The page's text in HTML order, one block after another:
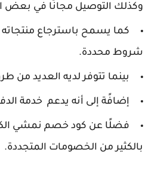
وكذلك التوصيل مجانًا في بعض
كما يسمح باسترجاع منتجاته
شروط محددة.
بينما تتوفر لديه العديد من
إضافًة إلى أنه يدعم خدمة
بالكثير من الخصومات المتجددة.